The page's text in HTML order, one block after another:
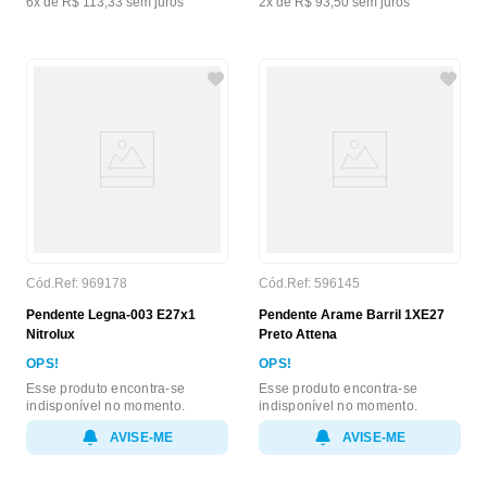
Cód.Ref: 969178
Pendente Legna-003 E27x1
Nitrolux
OPS!
Esse produto encontra-se
indisponível no momento.
AVISE-ME
Cód.Ref: 596145
Pendente Arame Barril 1XE27
Preto Attena
OPS!
Esse produto encontra-se
indisponível no momento.
AVISE-ME